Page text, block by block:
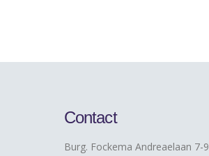
Contact
Burg. Fockema Andreaelaan 7-9